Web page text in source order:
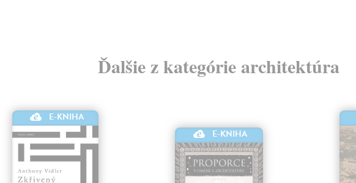
Ďalšie z kategórie architektúra
E-KNIHA
E-KNIHA